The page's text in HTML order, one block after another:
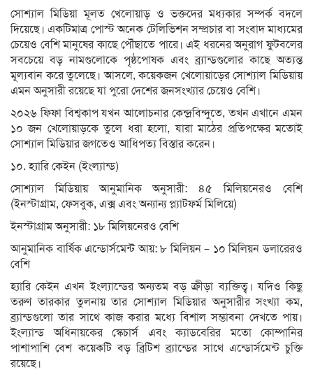
সোশ্যাল মিডিয়া মূলত খেলোয়াড় ও ভক্তদের মধ্যকার সম্পর্ক বদলে
দিয়েছে। একটিমাত্র পোস্ট অনেক টেলিভিশন সম্প্রচার বা সংবাদ মাধ্যমের
চেয়েও বেশি মানুষের কাছে পৌঁছাতে পারে। এই ধরনের অনুরাগ ফুটবলের
সবচেয়ে বড় নামগুলোকে পৃষ্ঠপোষক এবং ব্র্যান্ডগুলোর কাছে অত্যন্ত
মূল্যবান করে তুলেছে। আসলে, কয়েকজন খেলোয়াড়ের সোশ্যাল মিডিয়ায়
এমন অনুসারী রয়েছে যা পুরো দেশের জনসংখ্যার চেয়েও বেশি।
২০২৬ ফিফা বিশ্বকাপ যখন আলোচনার কেন্দ্রবিন্দুতে, তখন এখানে এমন
১০ জন খেলোয়াড়কে তুলে ধরা হলো, যারা মাঠের প্রতিপক্ষের মতোই
সোশ্যাল মিডিয়ার জগতেও আধিপত্য বিস্তার করেন।
১০. হ্যারি কেইন (ইংল্যান্ড)
সোশ্যাল মিডিয়ায় আনুমানিক অনুসারী: ৪৫ মিলিয়নেরও বেশি
(ইনস্টাগ্রাম, ফেসবুক, এক্স এবং অন্যান্য প্ল্যাটফর্ম মিলিয়ে)
ইনস্টাগ্রাম অনুসারী: ১৮ মিলিয়নেরও বেশি
আনুমানিক বার্ষিক এন্ডোর্সমেন্ট আয়: ৮ মিলিয়ন – ১০ মিলিয়ন ডলারেরও
বেশি
হ্যারি কেইন এখন ইংল্যান্ডের অন্যতম বড় ক্রীড়া ব্যক্তিত্ব। যদিও কিছু
তরুণ তারকার তুলনায় তার সোশ্যাল মিডিয়ার অনুসারীর সংখ্যা কম,
ব্র্যান্ডগুলো তার সাথে কাজ করার মধ্যে বিশাল সম্ভাবনা দেখতে পায়।
ইংল্যান্ড অধিনায়কের স্কেচার্স এবং ক্যাডবেরির মতো কোম্পানির
পাশাপাশি বেশ কয়েকটি বড় ব্রিটিশ ব্র্যান্ডের সাথে এন্ডোর্সমেন্ট চুক্তি
রয়েছে।